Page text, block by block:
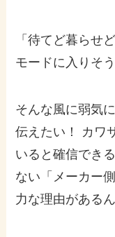
「待てど暮らせ
モードに入りそ
そんな風に弱気
伝えたい！ カワ
いると確信でき
ない「メーカー
力な理由があるん